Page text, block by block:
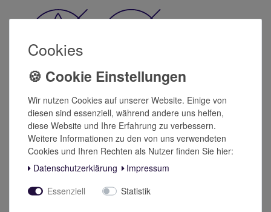
Ähnliche Produkte
Cookies
Wir nutzen Cookies auf unserer Website. Einige von
diesen sind essenziell, während andere uns helfen,
diese Website und Ihre Erfahrung zu verbessern.
Weitere Informationen zu den von uns verwendeten
Cookies und Ihren Rechten als Nutzer finden Sie hier:
Daten­schutz­erklärung
Impressum
Essenziell
Statistik